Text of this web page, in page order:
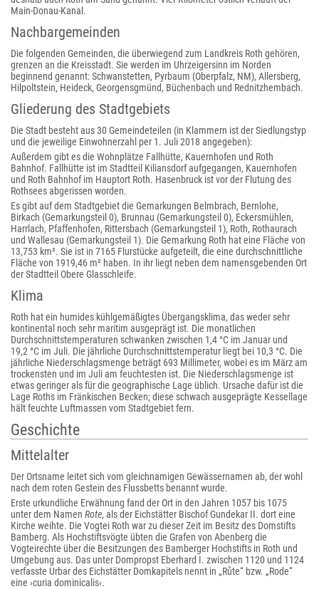
Main-Donau-Kanal.
Nachbargemeinden
Die folgenden Gemeinden, die überwiegend zum Landkreis Roth gehören,
grenzen an die Kreisstadt. Sie werden im Uhrzeigersinn im Norden
beginnend genannt: Schwanstetten, Pyrbaum (Oberpfalz, NM), Allersberg,
Hilpoltstein, Heideck, Georgensgmünd, Büchenbach und Rednitzhembach.
Gliederung des Stadtgebiets
Die Stadt besteht aus 30 Gemeindeteilen (in Klammern ist der Siedlungstyp
und die jeweilige Einwohnerzahl per 1. Juli 2018 angegeben):
Außerdem gibt es die Wohnplätze Fallhütte, Kauernhofen und Roth
Bahnhof. Fallhütte ist im Stadtteil Kiliansdorf aufgegangen, Kauernhofen
und Roth Bahnhof im Hauptort Roth. Hasenbruck ist vor der Flutung des
Rothsees abgerissen worden.
Es gibt auf dem Stadtgebiet die Gemarkungen Belmbrach, Bernlohe,
Birkach (Gemarkungsteil 0), Brunnau (Gemarkungsteil 0), Eckersmühlen,
Harrlach, Pfaffenhofen, Rittersbach (Gemarkungsteil 1), Roth, Rothaurach
und Wallesau (Gemarkungsteil 1). Die Gemarkung Roth hat eine Fläche von
13,753 km². Sie ist in 7165 Flurstücke aufgeteilt, die eine durchschnittliche
Fläche von 1919,46 m² haben. In ihr liegt neben dem namensgebenden Ort
der Stadtteil Obere Glasschleife.
Klima
Roth hat ein humides kühlgemäßigtes Übergangsklima, das weder sehr
kontinental noch sehr maritim ausgeprägt ist. Die monatlichen
Durchschnittstemperaturen schwanken zwischen 1,4 °C im Januar und
19,2 °C im Juli. Die jährliche Durchschnittstemperatur liegt bei 10,3 °C. Die
jährliche Niederschlagsmenge beträgt 693 Millimeter, wobei es im März am
trockensten und im Juli am feuchtesten ist. Die Niederschlagsmenge ist
etwas geringer als für die geographische Lage üblich. Ursache dafür ist die
Lage Roths im Fränkischen Becken; diese schwach ausgeprägte Kessellage
hält feuchte Luftmassen vom Stadtgebiet fern.
Geschichte
Mittelalter
Der Ortsname leitet sich vom gleichnamigen Gewässernamen ab, der wohl
nach dem roten Gestein des Flussbetts benannt wurde.
Erste urkundliche Erwähnung fand der Ort in den Jahren 1057 bis 1075
unter dem Namen Rote, als der Eichstätter Bischof Gundekar II. dort eine
Kirche weihte. Die Vogtei Roth war zu dieser Zeit im Besitz des Domstifts
Bamberg. Als Hochstiftsvögte übten die Grafen von Abenberg die
Vogteirechte über die Besitzungen des Bamberger Hochstifts in Roth und
Umgebung aus. Das unter Dompropst Eberhard I. zwischen 1120 und 1124
verfasste Urbar des Eichstätter Domkapitels nennt in „Růte“ bzw. „Rode“
eine ›curia dominicalis‹.